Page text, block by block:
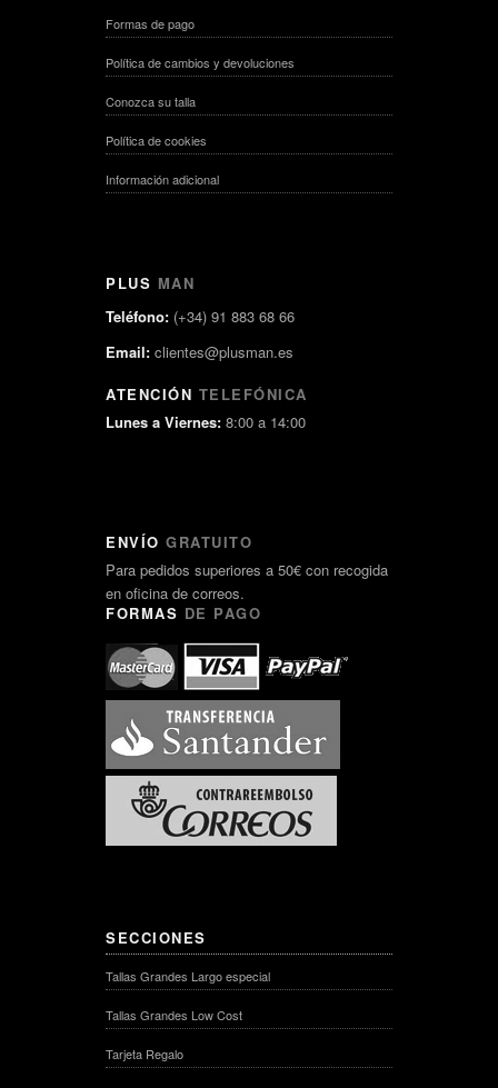
Formas de pago
Política de cambios y devoluciones
Conozca su talla
Política de cookies
Información adicional
PLUS MAN
Teléfono: (+34) 91 883 68 66
Email: clientes@plusman.es
ATENCIÓN TELEFÓNICA
Lunes a Viernes: 8:00 a 14:00
ENVÍO GRATUITO
Para pedidos superiores a 50€ con recogida
en oficina de correos.
FORMAS DE PAGO
SECCIONES
Tallas Grandes Largo especial
Tallas Grandes Low Cost
Tarjeta Regalo